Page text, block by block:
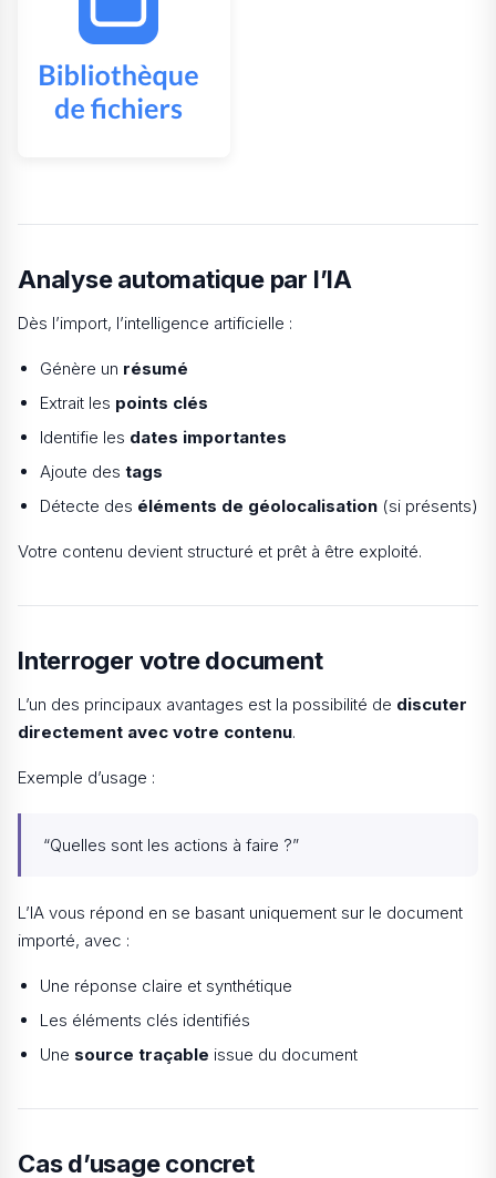
Analyse automatique par l’IA
Dès l’import, l’intelligence artificielle :
Génère un résumé
Extrait les points clés
Identifie les dates importantes
Ajoute des tags
Détecte des éléments de géolocalisation (si présents)
Votre contenu devient structuré et prêt à être exploité.
Interroger votre document
L’un des principaux avantages est la possibilité de discuter
directement avec votre contenu.
Exemple d’usage :
“Quelles sont les actions à faire ?”
L’IA vous répond en se basant uniquement sur le document
importé, avec :
Une réponse claire et synthétique
Les éléments clés identifiés
Une source traçable issue du document
Cas d’usage concret